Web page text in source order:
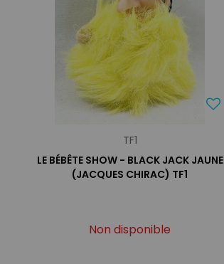
TF1
LE BÉBÊTE SHOW - BLACK JACK JAUNE
(JACQUES CHIRAC) TF1
Non disponible